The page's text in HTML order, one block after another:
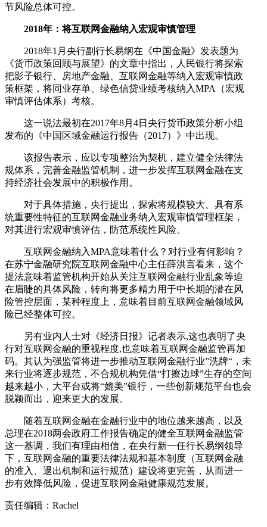
节风险总体可控。
2018年：将互联网金融纳入宏观审慎管理
2018年1月央行副行长易纲在《中国金融》发表题为
《货币政策回顾与展望》的文章中指出，人民银行将探索
把影子银行、房地产金融、互联网金融等纳入宏观审慎政
策框架，将同业存单、绿色信贷业绩考核纳入MPA（宏观
审慎评估体系）考核。
这一说法最初在2017年8月4日央行货币政策分析小组
发布的《中国区域金融运行报告（2017）》中出现。
该报告表示，应以专项整治为契机，建立健全法律法
规体系，完善金融监管机制，进一步发挥互联网金融在支
持经济社会发展中的积极作用。
对于具体措施，央行提出，探索将规模较大、具有系
统重要性特征的互联网金融业务纳入宏观审慎管理框架，
对其进行宏观审慎评估，防范系统性风险。
互联网金融纳入MPA意味着什么？对行业有何影响？
在苏宁金融研究院互联网金融中心主任薛洪言看来，这个
提法意味着监管机构开始从关注互联网金融行业乱象等迫
在眉睫的具体风险，转向将更多精力用于中长期的潜在风
险管控层面，某种程度上，意味着目前互联网金融领域风
险已经整体可控。
另有业内人士对《经济日报》记者表示,这也表明了央
行对互联网金融的重视程度,也意味着互联网金融监管再加
码。其认为强监管将进一步推动互联网金融行业”洗牌“，未
来行业将逐步规范，不合规机构凭借“打擦边球”生存的空间
越来越小，大平台或将“媲美”银行，一些创新规范平台也会
脱颖而出，迎来更大的发展。
随着互联网金融在金融行业中的地位越来越高，以及
总理在2018两会政府工作报告确定的健全互联网金融监管
这一基调，我们有理由相信，在央行新一任行长易纲领导
下，互联网金融的重要法律法规和基本制度（互联网金融
的准入、退出机制和运行规范）建设将更完善，从而进一
步有效降低风险，促进互联网金融健康规范发展。
责任编辑：Rachel